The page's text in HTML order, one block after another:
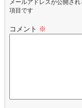
メールアドレスが公開され
項目です
コメント ※